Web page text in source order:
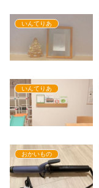
いんてりあ
いんてりあ
おかいもの